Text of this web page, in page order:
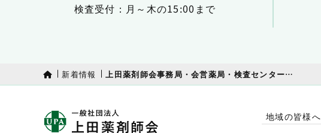
検査受付：月～木の15:00まで
新着情報 上田薬剤師会事務局・会営薬局・検査センターの夏期休業について
地域の皆様へ